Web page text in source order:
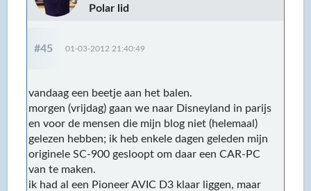
Polar lid
#45 01-03-2012 21:40:49
vandaag een beetje aan het balen.
morgen (vrijdag) gaan we naar Disneyland in parijs
en voor de mensen die mijn blog niet (helemaal)
gelezen hebben; ik heb enkele dagen geleden mijn
originele SC-900 gesloopt om daar een CAR-PC
van te maken.
ik had al een Pioneer AVIC D3 klaar liggen, maar